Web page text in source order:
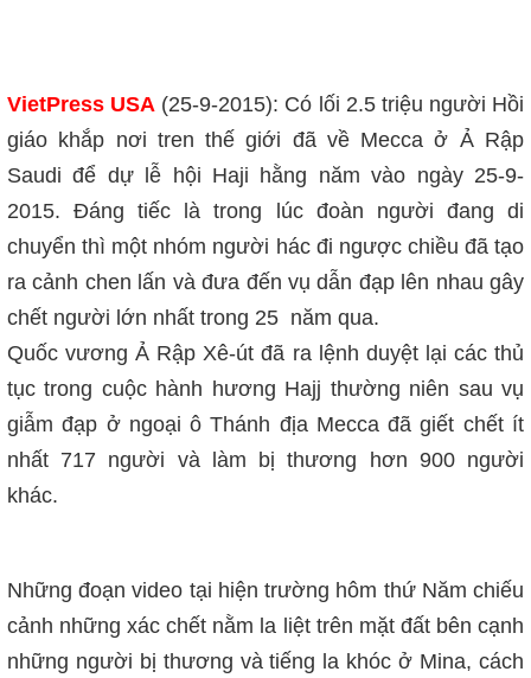
VietPress USA (25-9-2015): Có lối 2.5 triệu người Hồi
giáo khắp nơi tren thế giới đã về Mecca ở Ả Rập
Saudi để dự lễ hội Haji hằng năm vào ngày 25-9-
2015. Đáng tiếc là trong lúc đoàn người đang di
chuyển thì một nhóm người hác đi ngược chiều đã tạo
ra cảnh chen lấn và đưa đến vụ dẫn đạp lên nhau gây
chết người lớn nhất trong 25 năm qua.
Quốc vương Ả Rập Xê-út đã ra lệnh duyệt lại các thủ
tục trong cuộc hành hương Hajj thường niên sau vụ
giẫm đạp ở ngoại ô Thánh địa Mecca đã giết chết ít
nhất 717 người và làm bị thương hơn 900 người
khác.
Những đoạn video tại hiện trường hôm thứ Năm chiếu
cảnh những xác chết nằm la liệt trên mặt đất bên cạnh
những người bị thương và tiếng la khóc ở Mina, cách